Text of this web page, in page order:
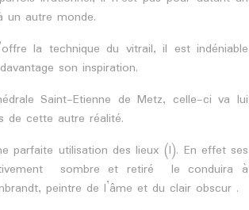
un autre monde.
la technique du vitrail, il est indéniable
son inspiration.
Saint-Etienne de Metz, celle-ci va lui
de cette autre réalité.
parfaite utilisation des lieux (I). En effet ses
sombre et retiré le conduira à
peintre de l’âme et du clair obscur .